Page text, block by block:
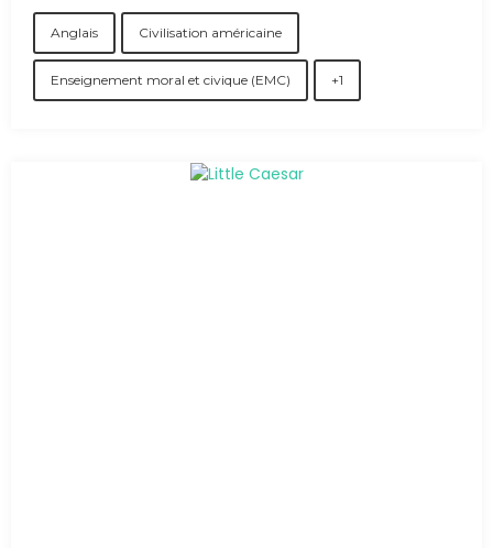
Anglais Civilisation américaine
Enseignement moral et civique (EMC) +1